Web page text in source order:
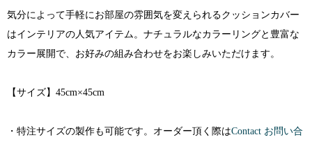
気分によって手軽にお部屋の雰囲気を変えられるクッションカバー
はインテリアの人気アイテム。ナチュラルなカラーリングと豊富な
カラー展開で、お好みの組み合わせをお楽しみいただけます。
【サイズ】45cm×45cm
・特注サイズの製作も可能です。オーダー頂く際はContact お問い合